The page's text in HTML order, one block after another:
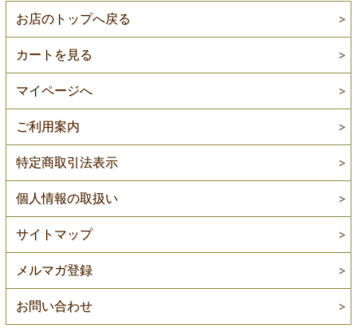
お店のトップへ戻る
カートを見る
マイページへ
ご利用案内
特定商取引法表示
個人情報の取扱い
サイトマップ
メルマガ登録
お問い合わせ